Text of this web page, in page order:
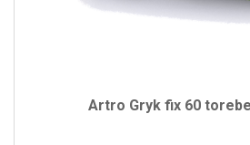
Artro Gryk fix 60